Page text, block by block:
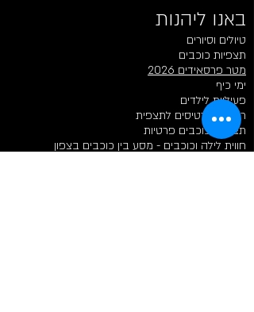
באנו ליהנות​​
טיולים וסיורים
תצפיות כוכבים
מטר פרסאידים 2026
ימי כיף
פעיליות לילדים
רכישת כרטיסים לתצפית
תצפיות כוכבים פרטיות
חווית לילה וכוכבים - מסע בין כוכבים בצפון